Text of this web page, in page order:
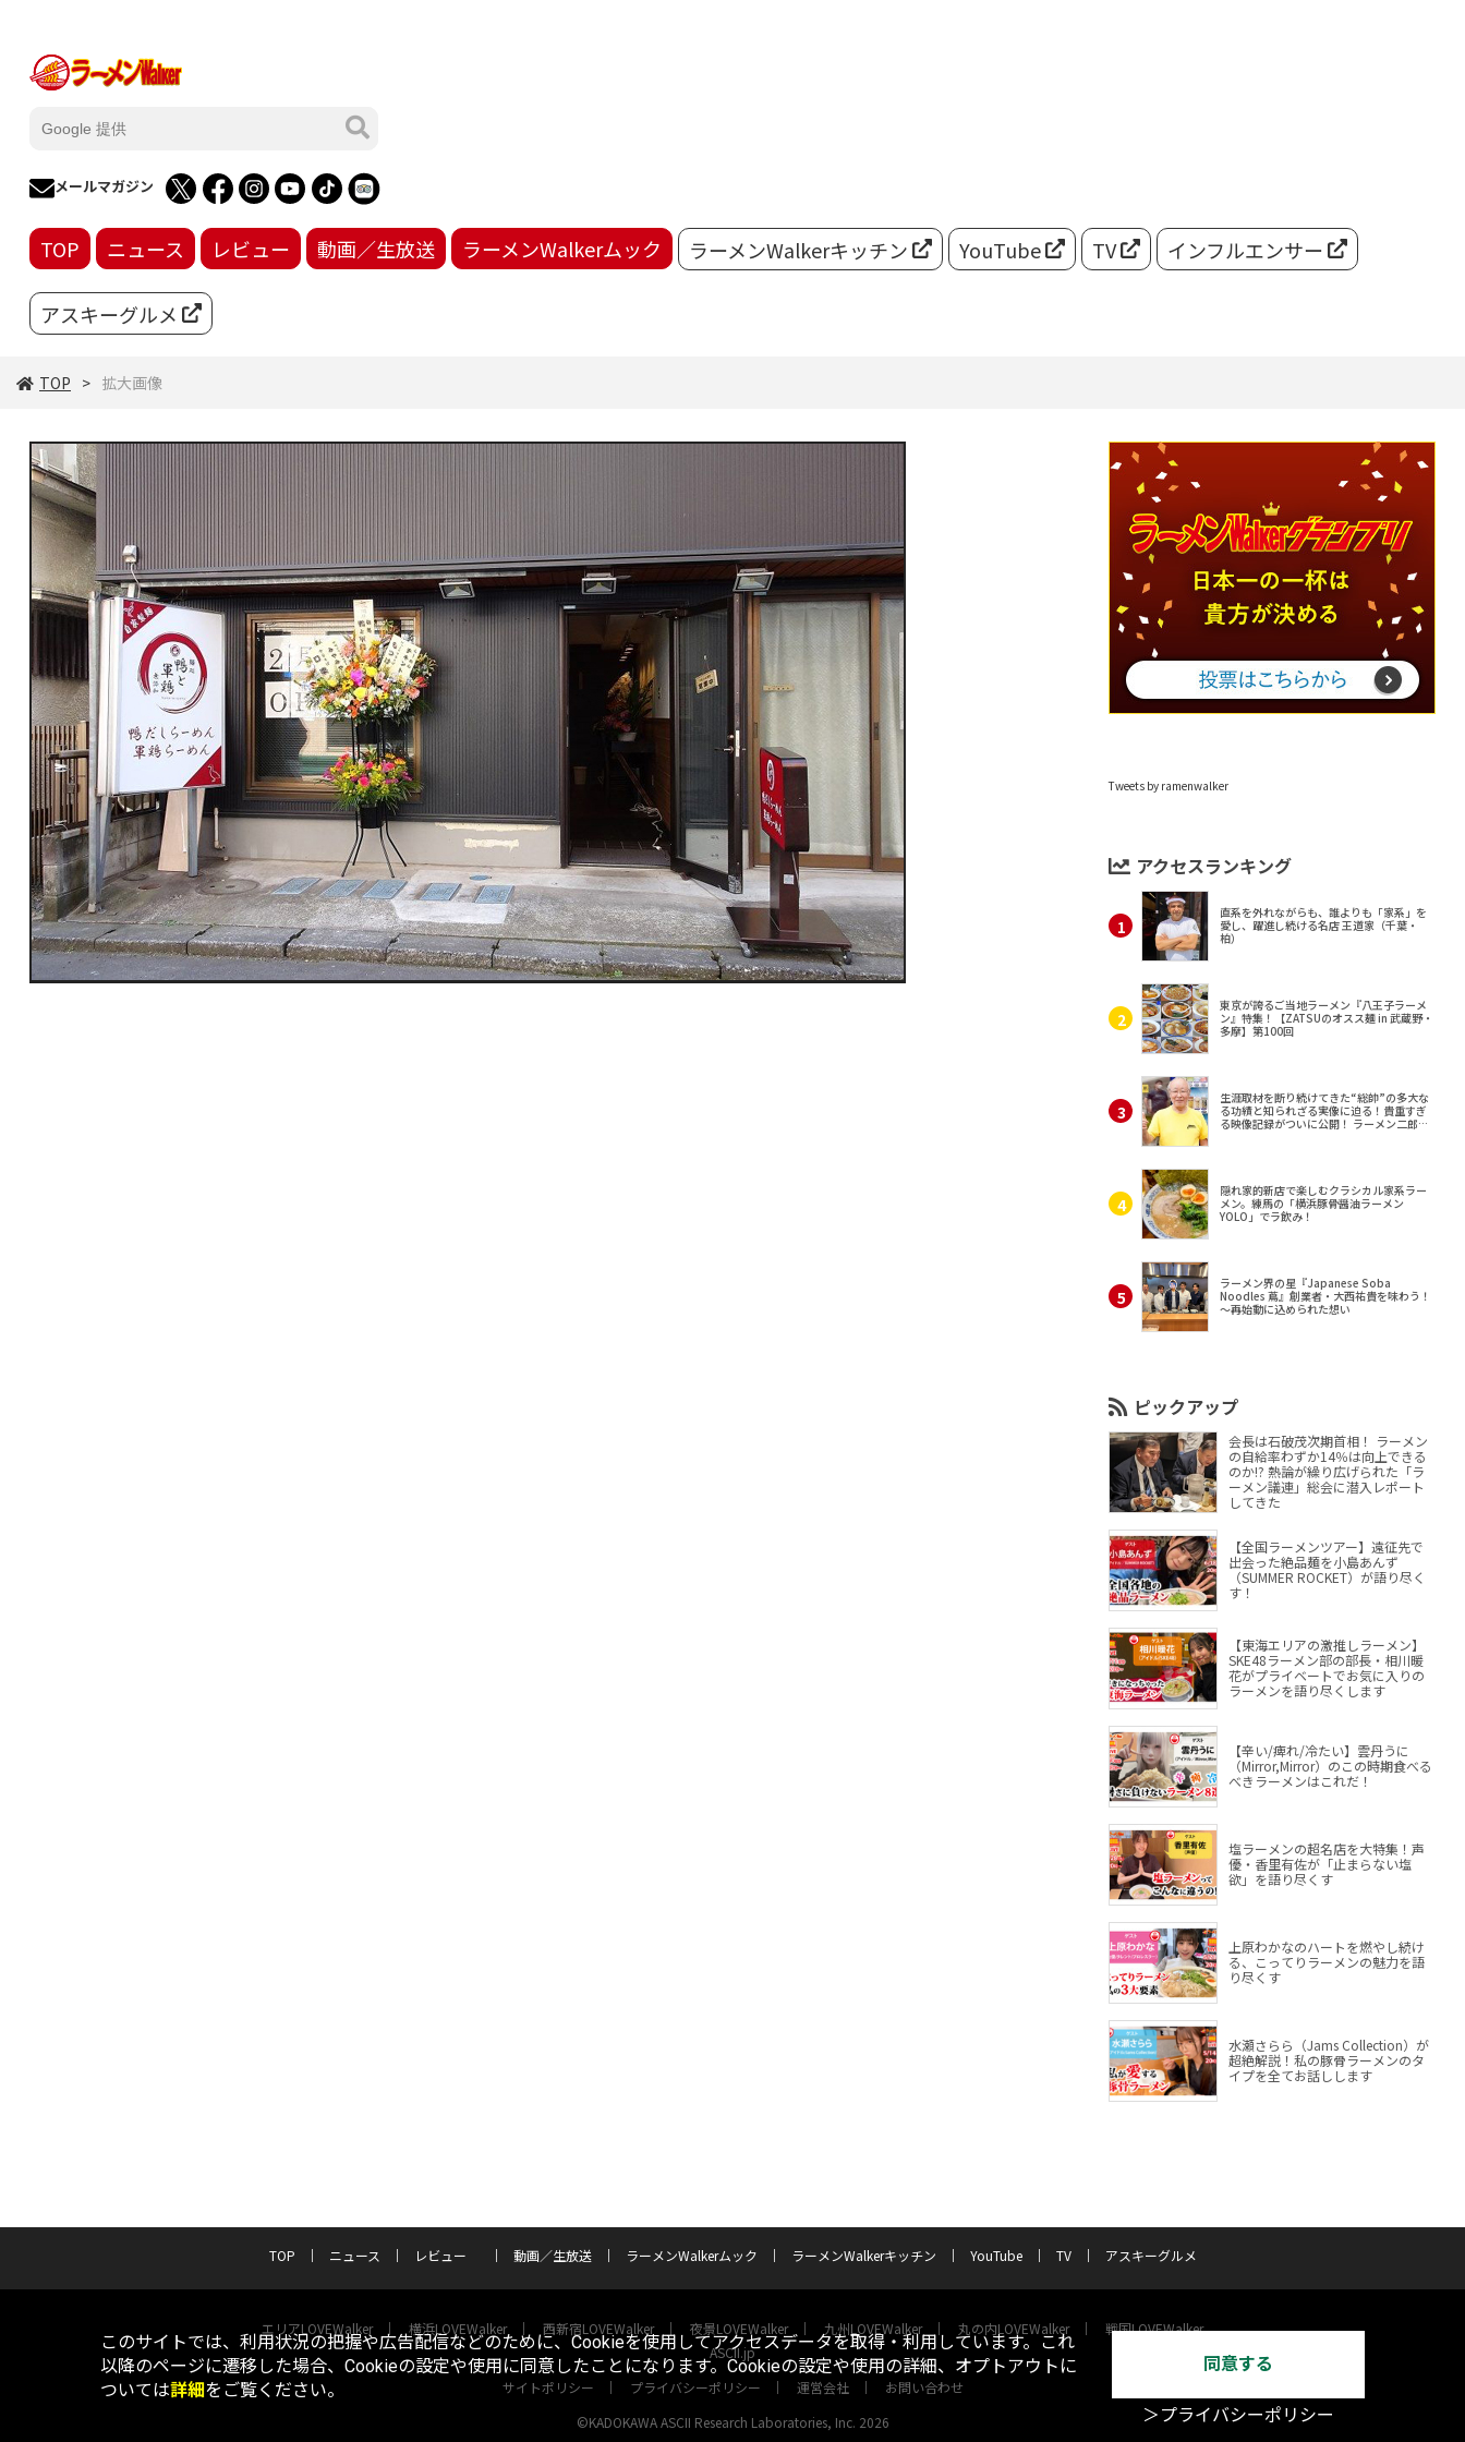
メールマガジン
TOP ニュース レビュー 動画／生放送 ラーメンWalkerムック ラーメンWalkerキッチン YouTube TV インフルエンサー
アスキーグルメ
TOP 拡大画像
Tweets by ramenwalker
アクセスランキング
直系を外れながらも、誰よりも「家系」を
愛し、躍進し続ける名店 王道家（千葉・
柏）
東京が誇るご当地ラーメン『八王子ラーメ
ン』特集！【ZATSUのオスス麺 in 武蔵野・
多摩】第100回
生涯取材を断り続けてきた“総帥”の多大な
る功績と知られざる実像に迫る！貴重すぎ
る映像記録がついに公開！ ラーメン二郎
隠れ家的新店で楽しむクラシカル家系ラー
メン。練馬の「横浜豚骨醤油ラーメン
YOLO」でラ飲み！
ラーメン界の星『Japanese Soba
Noodles 蔦』創業者・大西祐貴を味わう！
～再始動に込められた想い
ピックアップ
会長は石破茂次期首相！ ラーメン
の自給率わずか14％は向上できる
のか!? 熱論が繰り広げられた「ラ
ーメン議連」総会に潜入レポート
してきた
【全国ラーメンツアー】遠征先で
出会った絶品麺を小島あんず
（SUMMER ROCKET）が語り尽く
す！
【東海エリアの激推しラーメン】
SKE48ラーメン部の部長・相川暖
花がプライベートでお気に入りの
ラーメンを語り尽くします
【辛い/痺れ/冷たい】雲丹うに
（Mirror,Mirror）のこの時期食べる
べきラーメンはこれだ！
塩ラーメンの超名店を大特集！声
優・香里有佐が「止まらない塩
欲」を語り尽くす
上原わかなのハートを燃やし続け
る、こってりラーメンの魅力を語
り尽くす
水瀬さらら（Jams Collection）が
超絶解説！私の豚骨ラーメンのタ
イプを全てお話しします
TOP ニュース レビュー 動画／生放送 ラーメンWalkerムック ラーメンWalkerキッチン YouTube TV アスキーグルメ
エリアLOVEWalker 横浜LOVEWalker 西新宿LOVEWalker 夜景LOVEWalker 九州LOVEWalker 丸の内LOVEWalker
戦国LOVEWalker
ASCII.jp
サイトポリシー
プライバシーポリシー 運営会社
お問い合わせ
©KADOKAWA ASCII Research Laboratories, Inc. 2026
このサイトでは、利用状況の把握や広告配信などのために、Cookieを使用してアクセスデータを取得・利用しています。これ
以降のページに遷移した場合、Cookieの設定や使用に同意したことになります。Cookieの設定や使用の詳細、オプトアウトに
ついては詳細をご覧ください。
同意する
＞プライバシーポリシー